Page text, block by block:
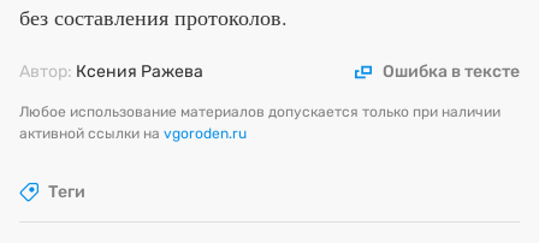
без составления протоколов.
Автор: Ксения Ражева Ошибка в тексте
Любое использование материалов допускается только при наличии
активной ссылки на vgoroden.ru
Теги